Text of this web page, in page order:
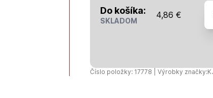
Do košíka:
SKLADOM
4,86 €
Číslo položky: 17778 | Výrobky značky: